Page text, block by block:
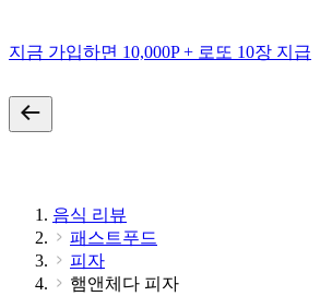
지금 가입하면 10,000P + 로또 10장 지급
음식 리뷰
패스트푸드
피자
햄앤체다 피자